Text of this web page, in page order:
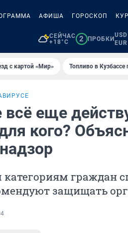
АФИША ГОРОСКОП
СЕЙЧАС
+18°C
2 ПРОБКИ
с картой «Мир» Топливо в
всё еще
кого?
граждан
защищать